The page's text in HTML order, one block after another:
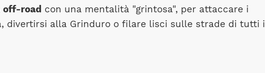
off-road con una mentalità "grintosa", per attaccare i
divertirsi alla Grinduro o filare lisci sulle strade di tutti i